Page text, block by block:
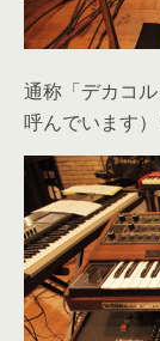
通称「デカコ
呼んでいます